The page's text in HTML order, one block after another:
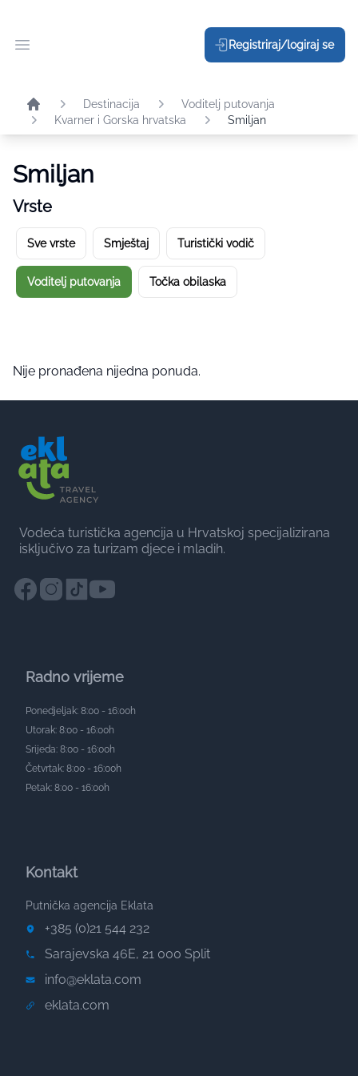
Otvori glavni meni
Registriraj/logiraj se
Destinacija
Voditelj putovanja
Kvarner i Gorska hrvatska
Smiljan
Smiljan
Vrste
Sve vrste Smještaj Turistički vodič
Voditelj putovanja Točka obilaska
Nije pronađena nijedna ponuda.
Vodeća turistička agencija u Hrvatskoj specijalizirana
isključivo za turizam djece i mladih.
Radno vrijeme
Ponedjeljak: 8:00 - 16:00h
Utorak: 8:00 - 16:00h
Srijeda: 8:00 - 16:00h
Četvrtak: 8:00 - 16:00h
Petak: 8:00 - 16:00h
Kontakt
Putnička agencija Eklata
+385 (0)21 544 232
Sarajevska 46E, 21 000 Split
info@eklata.com
eklata.com